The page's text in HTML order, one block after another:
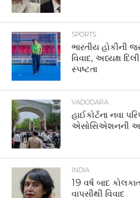
SPORTS
ભારતીય હોકીની
વિવાદ, અધ્યક્ષ
સ્પષ્ટતા
VADODARA
હાઈકોર્ટના નવા
એસોસિએશનની
INDIA
19 વર્ષ બાદ
વાપસીથી વિવાદ